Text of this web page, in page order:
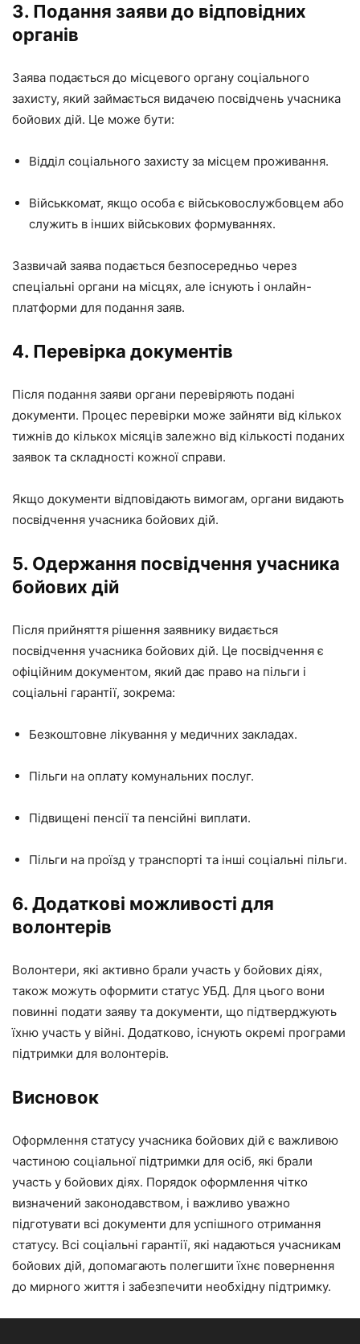
3. Подання заяви до відповідних
органів
Заява подається до місцевого органу соціального
захисту, який займається видачею посвідчень учасника
бойових дій. Це може бути:
Відділ соціального захисту за місцем проживання.
Військкомат, якщо особа є військовослужбовцем або
служить в інших військових формуваннях.
Зазвичай заява подається безпосередньо через
спеціальні органи на місцях, але існують і онлайн-
платформи для подання заяв.
4. Перевірка документів
Після подання заяви органи перевіряють подані
документи. Процес перевірки може зайняти від кількох
тижнів до кількох місяців залежно від кількості поданих
заявок та складності кожної справи.
Якщо документи відповідають вимогам, органи видають
посвідчення учасника бойових дій.
5. Одержання посвідчення учасника
бойових дій
Після прийняття рішення заявнику видається
посвідчення учасника бойових дій. Це посвідчення є
офіційним документом, який дає право на пільги і
соціальні гарантії, зокрема:
Безкоштовне лікування у медичних закладах.
Пільги на оплату комунальних послуг.
Підвищені пенсії та пенсійні виплати.
Пільги на проїзд у транспорті та інші соціальні пільги.
6. Додаткові можливості для
волонтерів
Волонтери, які активно брали участь у бойових діях,
також можуть оформити статус УБД. Для цього вони
повинні подати заяву та документи, що підтверджують
їхню участь у війні. Додатково, існують окремі програми
підтримки для волонтерів.
Висновок
Оформлення статусу учасника бойових дій є важливою
частиною соціальної підтримки для осіб, які брали
участь у бойових діях. Порядок оформлення чітко
визначений законодавством, і важливо уважно
підготувати всі документи для успішного отримання
статусу. Всі соціальні гарантії, які надаються учасникам
бойових дій, допомагають полегшити їхнє повернення
до мирного життя і забезпечити необхідну підтримку.